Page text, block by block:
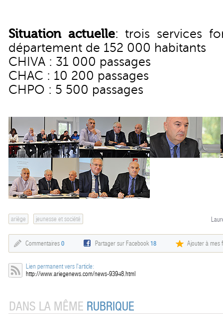
Situation actuelle: trois services
département de 152 000 habitants
CHIVA : 31 000 passages
CHAC : 10 200 passages
CHPO : 5 500 passages
ariège jeunesse et société
Commentaires 0 Partager sur Facebook18 Ajouter à mes
Lien permanent vers l'article:
http://www.ariegenews.com/news-93948.html
DANS LA MÊME RUBRIQUE